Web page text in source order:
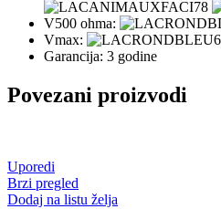
V500 ohma:
Vmax:
Garancija: 3 godine
Povezani proizvodi
Uporedi
Brzi pregled
Dodaj na listu želja